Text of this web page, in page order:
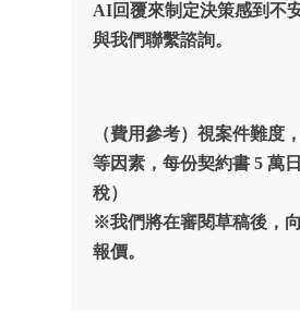
AI回覆來制定決策感到不
與我們聯繫諮詢。
（費用參考）視案件難度
等因素，每份契約書 5 萬
稅）
※我們將在審閱草稿後，
報價。